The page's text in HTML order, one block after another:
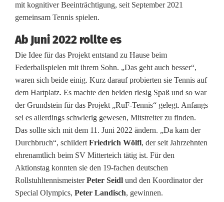
r
i
s
d
e
s
B
e
z
i
mit kognitiver Beeinträchtigung, seit September 2021
gemeinsam Tennis spielen.
Ab Juni 2022 rollte es
Die Idee für das Projekt entstand zu Hause beim
Federballspielen mit ihrem Sohn. „Das geht auch besser“,
waren sich beide einig. Kurz darauf probierten sie Tennis auf
dem Hartplatz. Es machte den beiden riesig Spaß und so war
der Grundstein für das Projekt „RuF-Tennis“ gelegt. Anfangs
sei es allerdings schwierig gewesen, Mitstreiter zu finden.
Das sollte sich mit dem 11. Juni 2022 ändern. „Da kam der
Durchbruch“, schildertFriedrich Wölfl, der seit Jahrzehnten
ehrenamtlich beim SV Mitterteich tätig ist. Für den
Aktionstag konnten sie den 19-fachen deutschen
RollstuhltennismeisterPeter Seidl und den Koordinator der
Special Olympics, Peter Landisch, gewinnen.